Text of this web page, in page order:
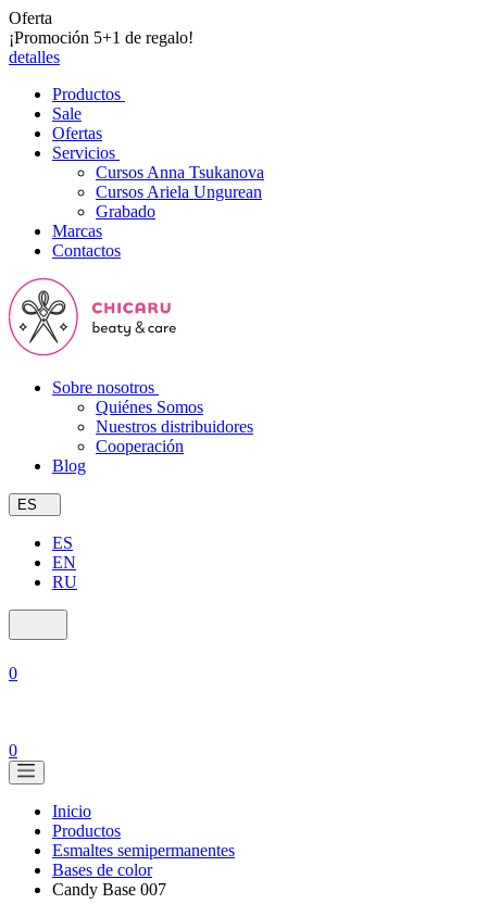
Oferta
¡Promoción 5+1 de regalo!
detalles
Productos
Sale
Ofertas
Servicios
Cursos Anna Tsukanova
Cursos Ariela Ungurean
Grabado
Marcas
Contactos
Sobre nosotros
Quiénes Somos
Nuestros distribuidores
Cooperación
Blog
ES
ES
EN
RU
0
0
Inicio
Productos
Esmaltes semipermanentes
Bases de color
Candy Base 007